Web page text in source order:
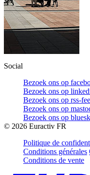
Social
Bezoek ons op
Bezoek ons op
Bezoek ons op rss-
Bezoek ons op
Bezoek ons op
© 2026 Euractiv FR
Politique de
Conditions générales
Conditions de vente